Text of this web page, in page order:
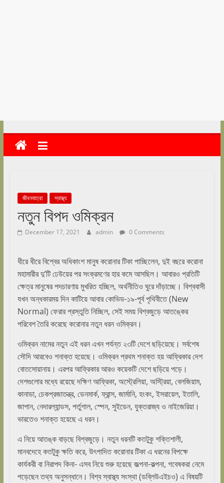
জীবনযাত্রা স্বাস্থ্য
নতুন বিপদ ওমিক্রন
December 17, 2021 admin 0 Comments
ধীরে ধীরে বিশ্বের অধিকাংশ মানুষ করোনার টিকা পাচ্ছিলেন, দুই বছরে করোনা
মহামারীর দু’টি ঢেউয়ের পর সংক্রমণের হার কমে আসছিল। আবারও প্রতিটি
ক্ষেত্র মানুষের পদচারণায় মুখরিত হচ্ছিল, অর্থনীতিও ঘুরে দাঁড়াচ্ছে। বিশ্ববাসী
যখন অন্ধকারময় দিন কাটিয়ে আবার কোভিড-১৯-পূর্ব পৃথিবীতে (New
Normal) ফেরার প্রস্তুতি নিচ্ছিল, সেই সময় বিশ্বজুড়ে আতঙ্কের
পরিবেশ তৈরি করেছে করোনার নতুন ধরন ওমিক্রন।
ওমিক্রন নামের নতুন এই ধরন এখন পর্যন্ত ২৩টি দেশে ছড়িয়েছে। সর্বশেষ
সৌদি আরবেও শনাক্ত হয়েছে। ওমিক্রন প্রথম শনাক্ত হয় আফ্রিকার দেশ
বোতসোয়ানায়। এরপর আফ্রিকার আরও কয়েকটি দেশে ছড়িয়ে পড়ে।
দেশগুলোর মধ্যে রয়েছে দক্ষিণ আফ্রিকা, অস্ট্রেলিয়া, অস্ট্রিয়া, বেলজিয়াম,
কানাডা, চেকপ্রজাতন্ত্র, ডেনমার্ক, ফ্রান্স, জার্মানি, হংকং, ইসরায়েল, ইতালি,
জাপান, নেদারল্যান্ডস, পর্তুগাল, স্পেন, সুইডেন, যুক্তরাজ্য ও নাইজেরিয়া।
ভারতেও শনাক্ত হয়েছে এ ধরন।
এ নিয়ে আতঙ্ক বাড়ছে বিশ্বজুড়ে। নতুন ধরনটি কতটুকু শক্তিশালী,
মানবদেহে কতটুকু ক্ষতি করে, উৎপাদিত করোনার টিকা এ ধরনের বিপক্ষে
কার্যকরী বা নিরাপদ কিনা- এসব নিয়ে শুরু হয়েছে জল্পনা-কল্পনা, গবেষকরা নেমে
পড়েছেন তথ্য অনুসন্ধানে। বিশ্ব স্বাস্থ্য সংস্থা (ডব্লিউএইচও) এ বিষয়টি